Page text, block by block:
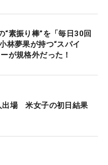
“素振り棒”を「毎日30回
夢果が持つ“スパイ
が規格外だった！
出場 米女子の初日結果